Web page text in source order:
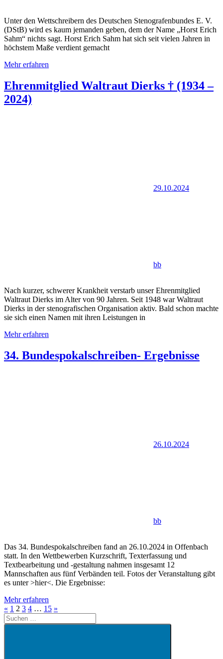
Unter den Wettschreibern des Deutschen Stenografenbundes E. V.
(DStB) wird es kaum jemanden geben, dem der Name „Horst Erich
Sahm“ nichts sagt. Horst Erich Sahm hat sich seit vielen Jahren in
höchstem Maße verdient gemacht
Mehr erfahren
Ehrenmitglied Waltraut Dierks † (1934 –
2024)
29.10.2024
bb
Nach kurzer, schwerer Krankheit verstarb unser Ehrenmitglied
Waltraut Dierks im Alter von 90 Jahren. Seit 1948 war Waltraut
Dierks in der stenografischen Organisation aktiv. Bald schon machte
sie sich einen Namen mit ihren Leistungen in
Mehr erfahren
34. Bundespokalschreiben- Ergebnisse
26.10.2024
bb
Das 34. Bundespokalschreiben fand an 26.10.2024 in Offenbach
statt. In den Wettbewerben Kurzschrift, Texterfassung und
Textbearbeitung und -gestaltung nahmen insgesamt 12
Mannschaften aus fünf Verbänden teil. Fotos der Veranstaltung gibt
es unter >hier<. Die Ergebnisse:
Mehr erfahren
Seitennummerierung
der
« Vorherige
Beiträge
1 2 3 4 … 15 Nächste
»
Suchen
nach: